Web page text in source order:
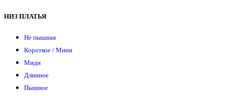
НИЗ ПЛАТЬЯ
Не пышная
Короткое / Мини
Миди
Длинное
Пышное